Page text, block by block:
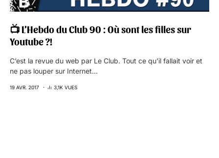
📺 L’Hebdo du Club 90 : Où sont les filles sur
Youtube ?!
C’est la revue du web par Le Club. Tout ce qu’il fallait voir et
ne pas louper sur Internet…
19 AVR. 2017 3,1K VUES